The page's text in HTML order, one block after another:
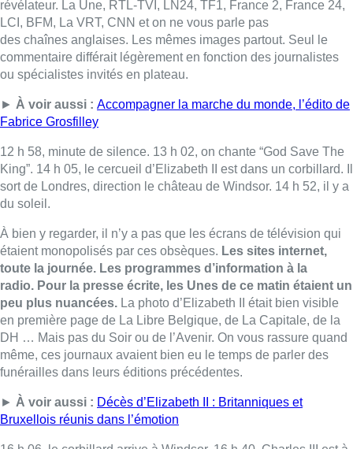
À bien y regarder, il n’y a pas que les écrans de télévision qui
étaient monopolisés par ces obsèques. Les sites internet,
toute la journée.Les programmes d’information à la
radio.Pour la presse écrite, les Unes de ce matin étaient un
en premièrepage de La Libre Belgique, de La Capitale, de la
DH …Mais pas du Soir ou de l’Avenir.
funérailles dans leurs éditions précédentes.
►À voir aussi :Décès d’Elizabeth II : Britanniques et
Bruxellois réunis dans l’émotion
16 h 06, le corbillard arrive à Windsor.16 h 40, Charles III est à
l’entrée de la chapelle de Windsor.
Qu’on s’entende bien.Que le décès d’Elizabeth II soit un
événement n’est contesté par personne .Que sa longévité
mérite un traitement médiatique dans les heures qui suivent
non plus. Que ce décès occupe autant de place 11 jours
plus tard mérite en revanche d’être questionné. En 11 jours,
on a eu le temps d’écrire et de dire beaucoup de choses sur le
monde.Cette journée de funérailles est clairement passée
dans un registre qui n’est plus strictement de l’information,
mais plutôt le partage de l’émotion